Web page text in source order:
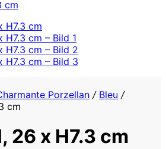
Porzellan / Bleu /
cm
26 x H7.3 cm